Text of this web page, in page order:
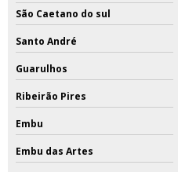
São Caetano do sul
Santo André
Guarulhos
Ribeirão Pires
Embu
Embu das Artes